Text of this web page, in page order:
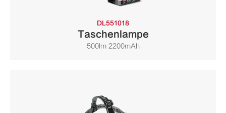
DL551018
Taschenlampe
500lm 2200mAh